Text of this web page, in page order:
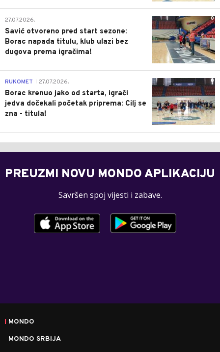
0
27.07.2026.
Savić otvoreno pred start sezone:
Borac napada titulu, klub ulazi bez
dugova prema igračima!
0
RUKOMET 27.07.2026.
Borac krenuo jako od starta, igrači
jedva dočekali početak priprema: Cilj se
zna - titula!
PREUZMI NOVU MONDO APLIKACIJU
Savršen spoj vijesti i zabave.
MONDO
MONDO SRBIJA